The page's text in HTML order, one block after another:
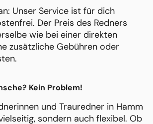
Unser Service ist für dich
Der Preis des Redners
wie bei einer direkten
zusätzliche Gebühren oder
Kein Problem!
und Trauredner in Hamm
sondern auch flexibel. Ob